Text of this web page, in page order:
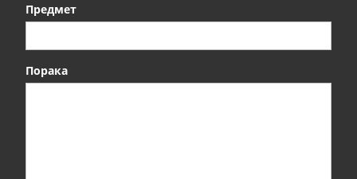
Предмет
Порака